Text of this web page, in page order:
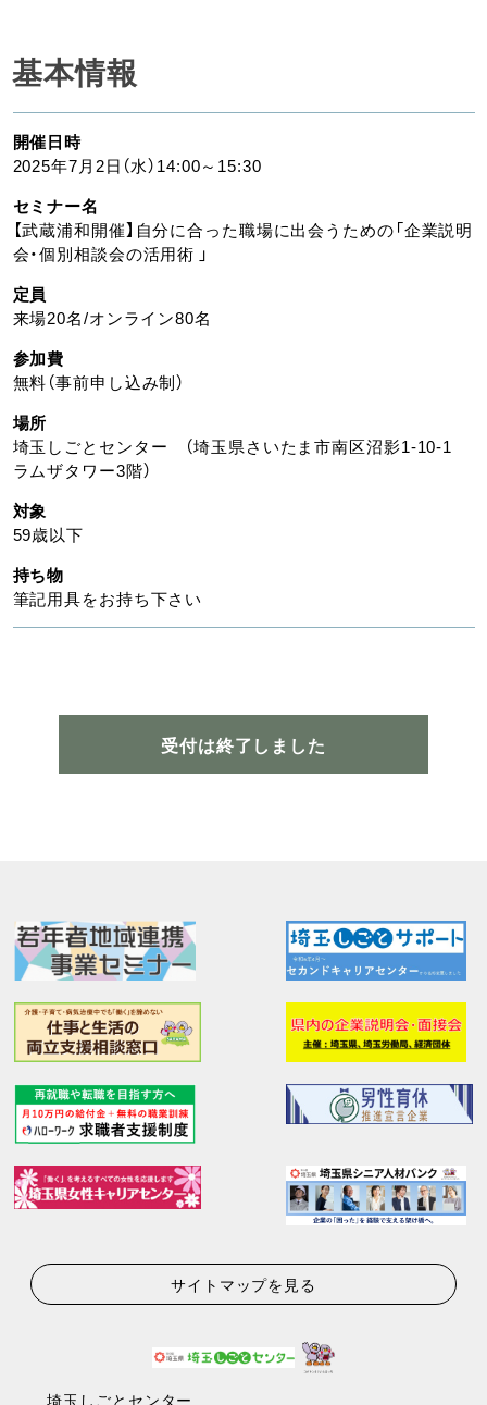
基本情報
開催日時
2025年7月2日（水）14:00～15:30
セミナー名
【武蔵浦和開催】自分に合った職場に出会うための「企業説明
会・個別相談会の活用術 」
定員
来場20名/オンライン80名
参加費
無料（事前申し込み制）
場所
埼玉しごとセンター （埼玉県さいたま市南区沼影1-10-1
ラムザタワー3階）
対象
59歳以下
持ち物
筆記用具をお持ち下さい
受付は終了しました
サイトマップを見る
埼玉しごとセンター